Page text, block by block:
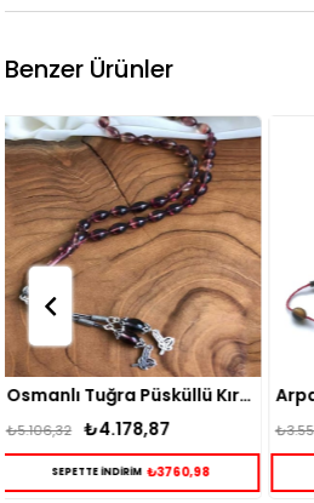
Benzer Ürünler
Osmanlı Tuğra Püsküllü Kırmızı Ateş Kehribar Tesbih
Arpa Kesim İşçilikli Hareli Kahverengi Ateş Kehribar Tesbih
₺2.804,64
₺3.557,99
SEPETTE İNDİRİM ₺2524,18